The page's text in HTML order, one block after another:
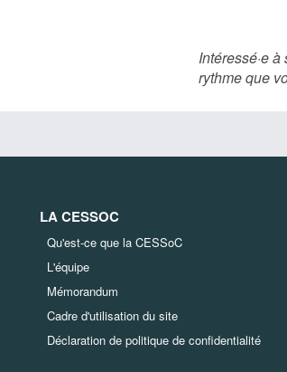
Intéressé·e
rythme que
LA CESSOC
Qu'est-ce que la CESSoC
L'équipe
Mémorandum
Cadre d'utilisation du site
Déclaration de politique de confidentialité